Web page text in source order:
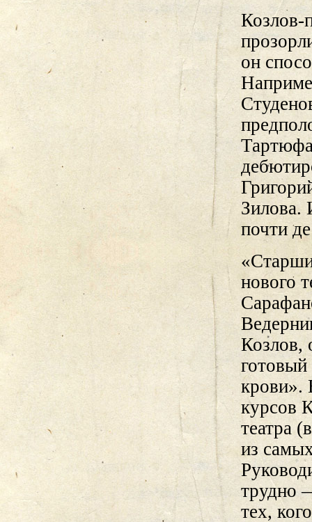
Козлов-
он
Зилова.
почти
нового
Козлов,
крови».
курсов
театра
из
трудно
тех,